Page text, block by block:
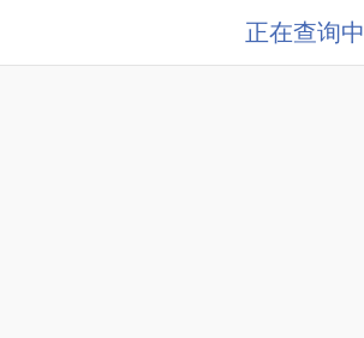
正在查询中